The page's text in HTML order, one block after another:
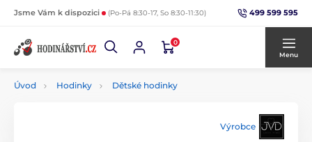
Jsme Vám k dispozici (Po-Pá 8:30-17, So 8:30-11:30) 499 599 595
0
Menu
Úvod Hodinky Dětské hodinky
Výrobce